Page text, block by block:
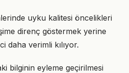
uyku kalitesi öncelikleri
direnç göstermek yerine
daha verimli kılıyor.
bilginin eyleme geçirilmesi